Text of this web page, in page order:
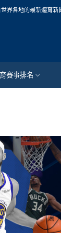
的最新體育新聞和
賽事排名